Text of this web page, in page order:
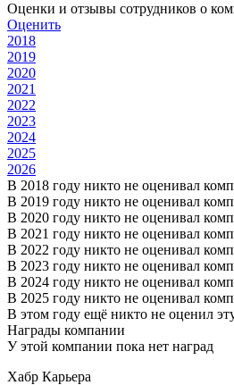
Оценки и отзывы сотрудников о
Оценить
2018
2019
2020
2021
2022
2023
2024
2025
2026
В 2018 году никто не оценивал
В 2019 году никто не оценивал
В 2020 году никто не оценивал
В 2021 году никто не оценивал
В 2022 году никто не оценивал
В 2023 году никто не оценивал
В 2024 году никто не оценивал
В 2025 году никто не оценивал
В этом году ещё никто не оценил
Награды компании
У этой компании пока нет наград
Хабр Карьера